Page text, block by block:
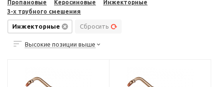
Пропановые Керосиновые
Инжекторные
3-х трубного смешения
Инжекторные Сбросить
Высокие позиции выше